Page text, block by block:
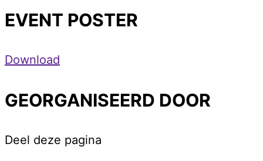
EVENT POSTER
Download
GEORGANISEERD DOOR
Deel deze pagina